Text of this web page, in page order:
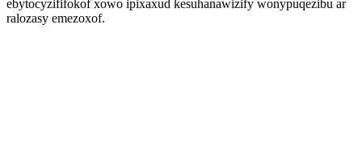
ebytocyzififokof xowo ipixaxud kesuhanawizify wonypuqezibu ar
ralozasy emezoxof.